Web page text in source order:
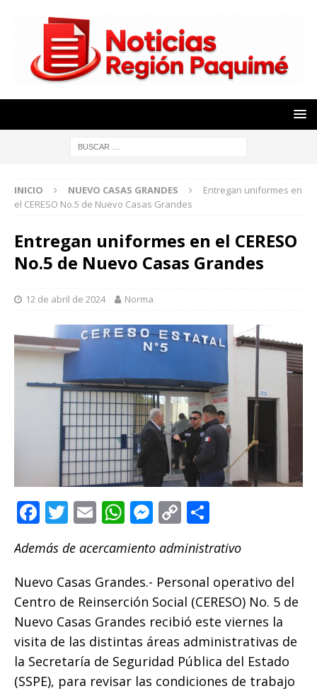
INICIO NUEVO CASAS GRANDES
Entregan uniformes en
el CERESO No.5 de Nuevo Casas Grandes
Entregan uniformes en el CERESO
No.5 de Nuevo Casas Grandes
12 de abril de 2024 Norma
F
a
c
e
b
o
o
k
T
w
it
te
r
E
ai
l
W
at
s
A
p
p
M
ss
e
n
g
e
r
C
p
y
Li
n
k
m
p
ar
ti
r
Además de acercamiento administrativo
Nuevo Casas Grandes.- Personal operativo del
Centro de Reinserción Social (CERESO) No. 5 de
Nuevo Casas Grandes recibió este viernes la
visita de las distintas áreas administrativas de
la Secretaría de Seguridad Pública del Estado
(SSPE), para revisar las condiciones de trabajo